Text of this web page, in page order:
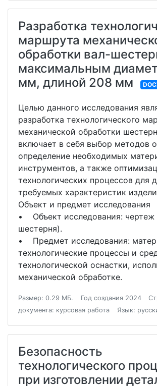
Разработка
маршрута
обработки вал-
максимальным
мм, длиной 208 мм
Целью данного исследования
разработка технологического
механической обработки
включает в себя выбор методов
определение необходимых
инструментов, а также
технологических процессов для
требуемых характеристик
Объект и предмет исследования
• Объект исследования: чертеж
шестерня).
• Предмет исследования:
технологические процессы и
технологической оснастки,
механической обработке.
Размер: 0.29 МБ. Год создания 2024
документа: курсовая работа
Язык:
Безопасность
технологического
при изготовлении